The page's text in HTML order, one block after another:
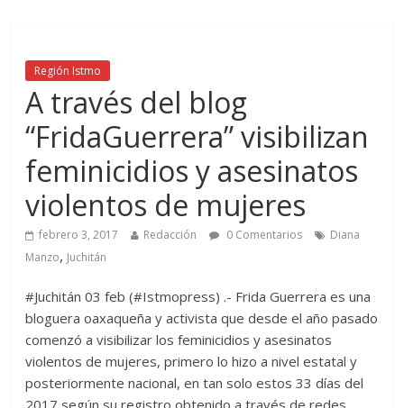
Región Istmo
A través del blog
“FridaGuerrera” visibilizan
feminicidios y asesinatos
violentos de mujeres
febrero 3, 2017 Redacción 0 Comentarios
Diana
Manzo, Juchitán
#Juchitán 03 feb (#Istmopress) .- Frida Guerrera es una
bloguera oaxaqueña y activista que desde el año pasado
comenzó a visibilizar los feminicidios y asesinatos
violentos de mujeres, primero lo hizo a nivel estatal y
posteriormente nacional, en tan solo estos 33 días del
2017 según su registro obtenido a través de redes